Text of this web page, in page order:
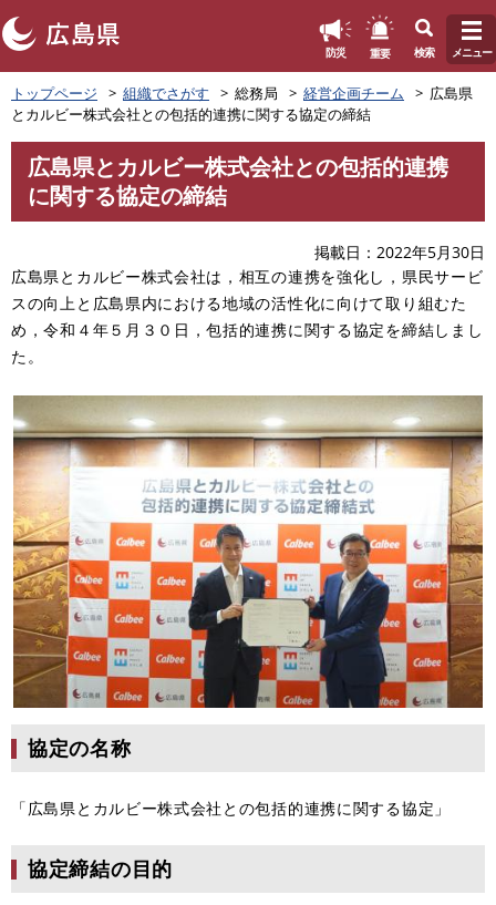
ペ
ー
ジ
の
で
防災 重要 検索 メニュー
トップページ 組織でさがす 総務局 経営企画チーム
広島県
とカルビー株式会社との包括的連携に関する協定の締結
広島県とカルビー株式会社との包括的連携
に関する協定の締結
掲載日
2022年5月30日
広島県とカルビー株式会社は，相互の連携を強化し，県民サービ
スの向上と広島県内における地域の活性化に向けて取り組むた
め，令和４年５月３０日，包括的連携に関する協定を締結しまし
た。
協定の名称
「広島県とカルビー株式会社との包括的連携に関する協定」
協定締結の目的